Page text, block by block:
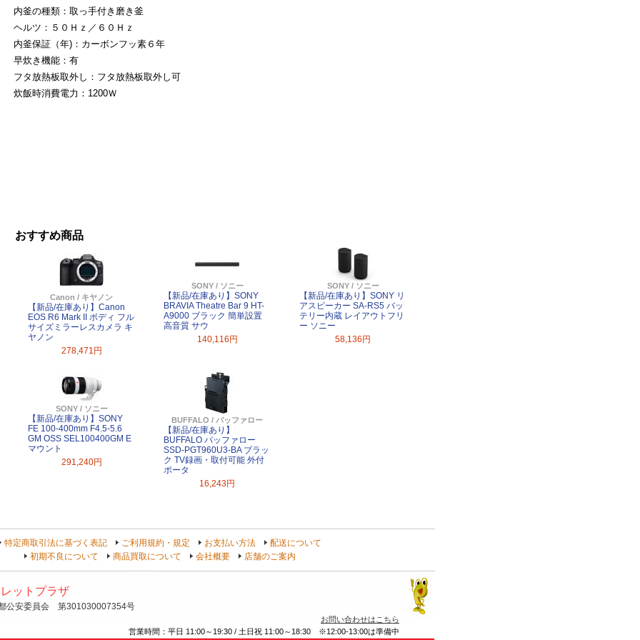
内釜の種類：取っ手付き磨き釜
ヘルツ：５０Ｈｚ／６０Ｈｚ
内釜保証（年)：カーボンフッ素６年
早炊き機能：有
フタ放熱板取外し：フタ放熱板取外し可
炊飯時消費電力：1200Ｗ
おすすめ商品
Canon / キヤノン
【新品/在庫あり】Canon
EOS R6 Mark II ボディ フル
サイズミラーレスカメラ キ
ヤノン
278,471円
SONY / ソニー
【新品/在庫あり】SONY
BRAVIA Theatre Bar 9 HT-
A9000 ブラック 簡単設置
高音質 サウ
140,116円
SONY / ソニー
【新品/在庫あり】SONY リ
アスピーカー SA-RS5 バッ
テリー内蔵 レイアウトフリ
ー ソニー
58,136円
SONY / ソニー
【新品/在庫あり】SONY
FE 100-400mm F4.5-5.6
GM OSS SEL100400GM E
マウント
291,240円
BUFFALO / バッファロー
【新品/在庫あり】
BUFFALO バッファロー
SSD-PGT960U3-BA ブラッ
ク TV録画・取付可能 外付
ポータ
16,243円
特定商取引法に基づく表記 ご利用規約・規定 お支払い方法
配送について
初期不良について
商品買取について 会社概要 店舗のご案内
ットプラザ
公安委員会 第301030007354号
お問い合わせはこちら
営業時間：平日 11:00～19:30 / 土日祝 11:00～18:30 ※12:00-13:00は準備中